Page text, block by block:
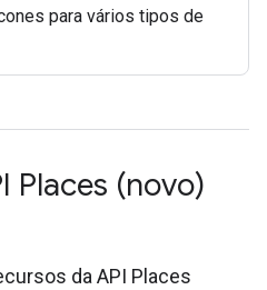
para vários tipos de
Places (novo)
da API Places